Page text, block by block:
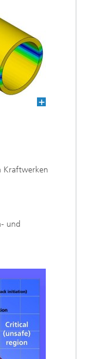
Kraftwerken
und